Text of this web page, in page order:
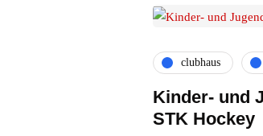
clubhaus
Kinder- und
STK Hockey